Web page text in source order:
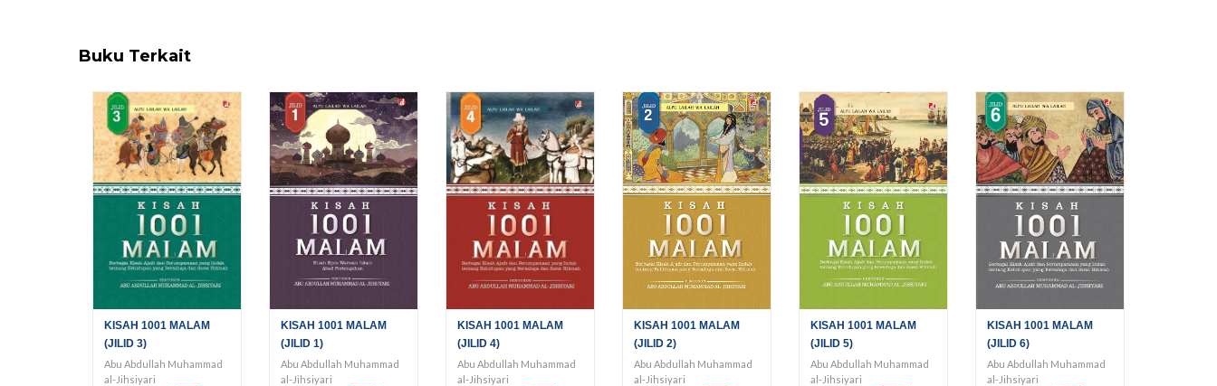
Buku Terkait
KISAH 1001 MALAM
(JILID 3)
Abu Abdullah Muhammad
al-Jihsiyari
KISAH 1001 MALAM
(JILID 1)
Abu Abdullah Muhammad
al-Jihsiyari
KISAH 1001 MALAM
(JILID 4)
Abu Abdullah Muhammad
al-Jihsiyari
KISAH 1001 MALAM
(JILID 2)
Abu Abdullah Muhammad
al-Jihsiyari
KISAH 1001 MALAM
(JILID 5)
Abu Abdullah Muhammad
al-Jihsiyari
KISAH 1001 MALAM
(JILID 6)
Abu Abdullah Muhammad
al-Jihsiyari